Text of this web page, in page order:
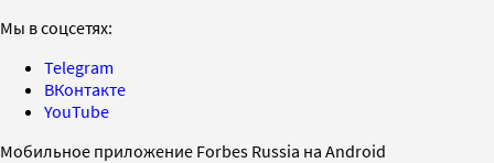
Мы в соцсетях:
Telegram
ВКонтакте
YouTube
Мобильное приложение Forbes Russia на Android